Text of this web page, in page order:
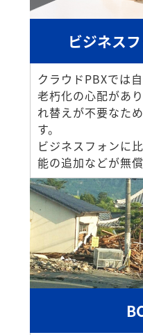
ビジネス
クラウドPBXでは
老朽化の心配があ
れ替えが不要なた
す。
ビジネスフォンに
能の追加などが無